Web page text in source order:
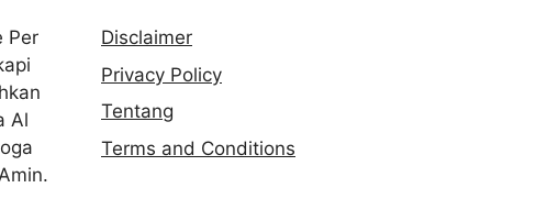
Per
Al
Disclaimer
Privacy Policy
Tentang
Terms and Conditions